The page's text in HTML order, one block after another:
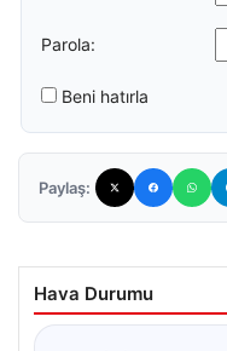
Parola:
Beni hatırla
Paylaş:
Hava Durumu